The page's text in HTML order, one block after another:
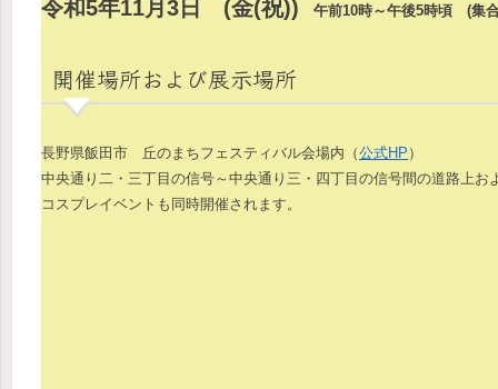
令和5年11月3日 (金(祝)) 午前10時～午後5時頃 (集
開催場所および展示場所
長野県飯田市 丘のまちフェスティバル会場内（公式HP ）
中央通り二・三丁目の信号～中央通り三・四丁目の信号間の道路上お
コスプレイベントも同時開催されます。